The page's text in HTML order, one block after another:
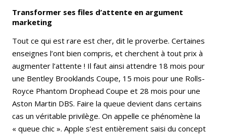
Transformer ses files d’attente en argument
marketing
Tout ce qui est rare est cher, dit le proverbe. Certaines
enseignes l’ont bien compris, et cherchent à tout prix à
augmenter l’attente ! Il faut ainsi attendre 18 mois pour
une Bentley Brooklands Coupe, 15 mois pour une Rolls-
Royce Phantom Drophead Coupe et 28 mois pour une
Aston Martin DBS. Faire la queue devient dans certains
cas un véritable privilège. On appelle ce phénomène la
« queue chic ». Apple s’est entièrement saisi du concept